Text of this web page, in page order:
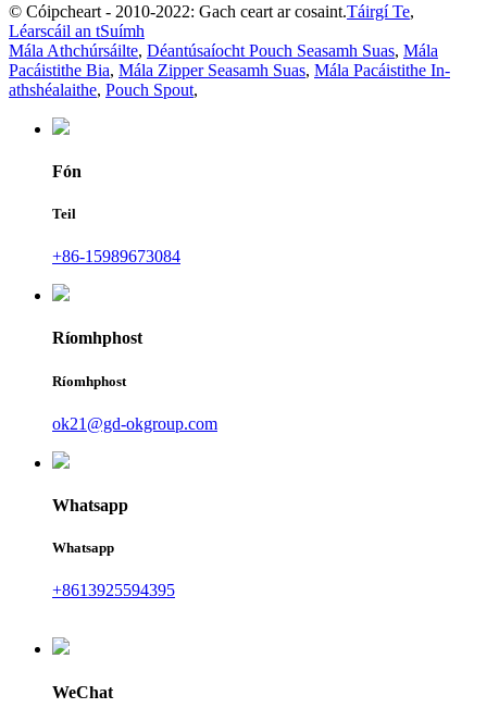
© Cóipcheart - 2010-2022: Gach ceart ar cosaint.Táirgí Te,
Léarscáil an tSuímh
Mála Athchúrsáilte, Déantúsaíocht Pouch Seasamh Suas, Mála
Pacáistithe Bia, Mála Zipper Seasamh Suas, Mála Pacáistithe In-
athshéalaithe, Pouch Spout,
Fón
Teil
+86-15989673084
Ríomhphost
Ríomhphost
ok21@gd-okgroup.com
Whatsapp
Whatsapp
+8613925594395
WeChat